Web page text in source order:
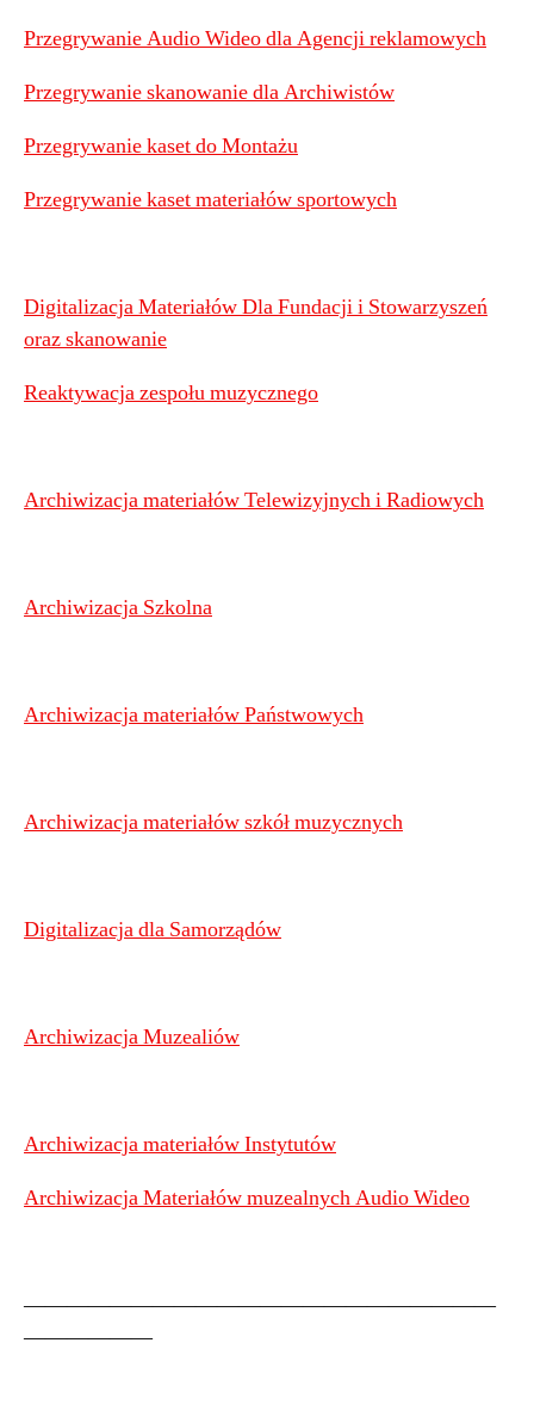
Przegrywanie Audio Wideo dla Agencji reklamowych
Przegrywanie skanowanie dla Archiwistów
Przegrywanie kaset do Montażu
Przegrywanie kaset materiałów sportowych
Digitalizacja Materiałów Dla Fundacji i Stowarzyszeń
oraz skanowanie
Reaktywacja zespołu muzycznego
Archiwizacja materiałów Telewizyjnych i Radiowych
Archiwizacja Szkolna
Archiwizacja materiałów Państwowych
Archiwizacja materiałów szkół muzycznych
Digitalizacja dla Samorządów
Archiwizacja Muzealiów
Archiwizacja materiałów Instytutów
Archiwizacja Materiałów muzealnych Audio Wideo
——————————————————————
——————